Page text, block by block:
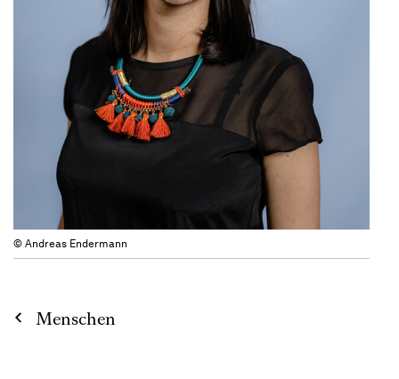
© Andreas Endermann
Menschen